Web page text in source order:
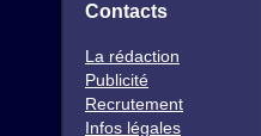
Contacts
La rédaction
Publicité
Recrutement
Infos légales